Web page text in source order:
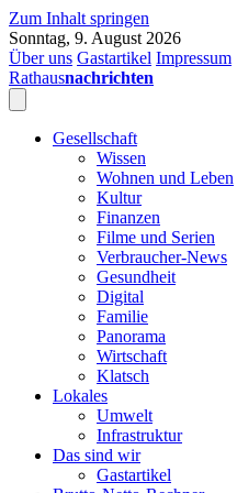
Zum Inhalt springen
Sonntag, 9. August 2026
Über uns Gastartikel Impressum
Rathausnachrichten
Gesellschaft
Wissen
Wohnen und Leben
Kultur
Finanzen
Filme und Serien
Verbraucher-News
Gesundheit
Digital
Familie
Panorama
Wirtschaft
Klatsch
Lokales
Umwelt
Infrastruktur
Das sind wir
Gastartikel